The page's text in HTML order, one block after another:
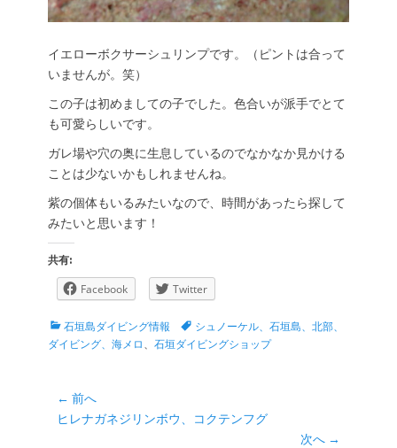
イエローボクサーシュリンプです。（ピントは合って
いませんが。笑）
この子は初めましての子でした。色合いが派手でとて
も可愛らしいです。
ガレ場や穴の奥に生息しているのでなかなか見かける
ことは少ないかもしれませんね。
紫の個体もいるみたいなので、時間があったら探して
みたいと思います！
共有:
Facebook Twitter
カ
テ
石垣島ダイビング情報
タ
グ
シュノーケル、石垣島、北部、
ダイビング、海メロ
石垣ダイビングショップ
投
稿
← 前へ
前
ヒレナガネジリンボウ、コクテンフグ
次へ →